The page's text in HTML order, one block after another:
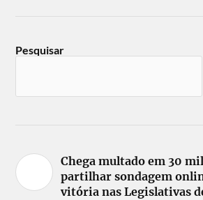
Pesquisar
Chega multado em 30
partilhar sondagem
vitória nas Legislativas